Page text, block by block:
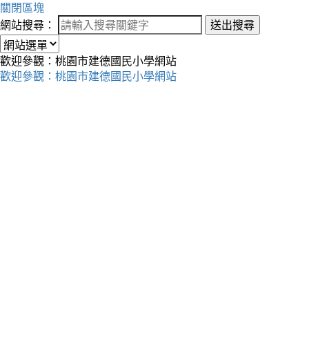
關閉區塊
網站搜尋：
送出搜尋
歡迎參觀：桃園市建德國民小學網站
歡迎參觀：桃園市建德國民小學網站